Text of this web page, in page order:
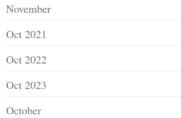
November
Oct 2021
Oct 2022
Oct 2023
October